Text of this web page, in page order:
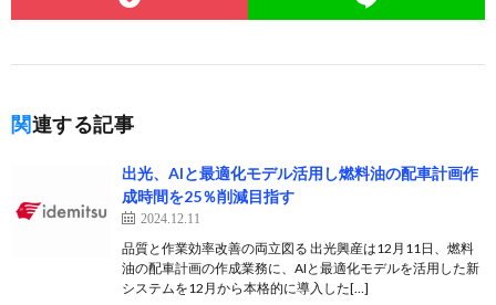
関連する記事
出光、AIと最適化モデル活用し燃料油の配車計画作
成時間を25％削減目指す
2024.12.11
品質と作業効率改善の両立図る 出光興産は12月11日、燃料
油の配車計画の作成業務に、AIと最適化モデルを活用した新
システムを12月から本格的に導入した[…]